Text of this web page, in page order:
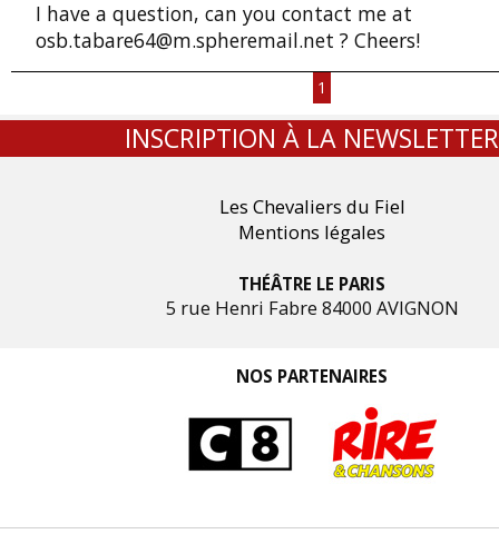
I have a question, can you contact me at
osb.tabare64@m.spheremail.net ? Cheers!
1
INSCRIPTION À LA NEWSLETTER
Les Chevaliers du Fiel
Mentions légales
THÉÂTRE LE PARIS
5 rue Henri Fabre 84000 AVIGNON
NOS PARTENAIRES